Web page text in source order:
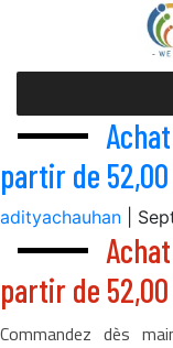
partir de 52,00
adityachauhan
partir de 52,00
Commandez dès